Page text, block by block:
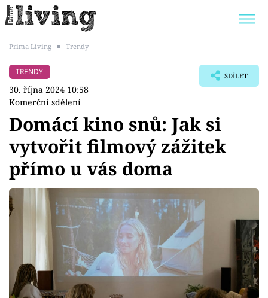
BYDLENÍ SLAVNÝCH
Témata
Bydlení
Zahrada
Design
Sledujte prima+
Prima Living ■ Trendy
TRENDY
30. října 2024 10:58
Komerční sdělení
SDÍLET
Domácí kino snů: Jak si
vytvořit filmový zážitek
přímo u vás doma